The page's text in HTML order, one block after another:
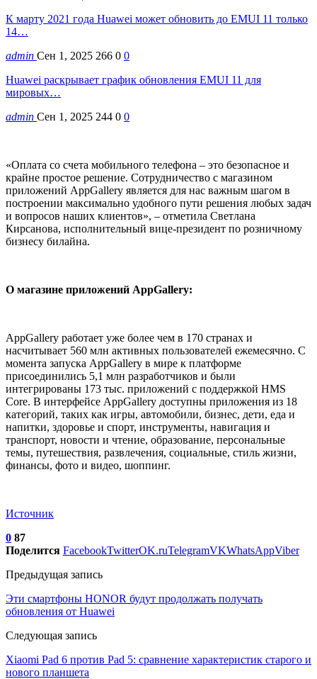
К марту 2021 года Huawei может обновить до EMUI 11 только
14…
admin Сен 1, 2025 266 0 0
Huawei раскрывает график обновления EMUI 11 для
мировых…
admin Сен 1, 2025 244 0 0
«Оплата со счета мобильного телефона – это безопасное и
крайне простое решение. Сотрудничество с магазином
приложений AppGallery является для нас важным шагом в
построении максимально удобного пути решения любых задач
и вопросов наших клиентов», – отметила Светлана
Кирсанова, исполнительный вице-президент по розничному
бизнесу билайна.
О магазине приложений AppGallery:
AppGallery работает уже более чем в 170 странах и
насчитывает 560 млн активных пользователей ежемесячно. С
момента запуска AppGallery в мире к платформе
присоединились 5,1 млн разработчиков и были
интегрированы 173 тыс. приложений с поддержкой HMS
Core. В интерфейсе AppGallery доступны приложения из 18
категорий, таких как игры, автомобили, бизнес, дети, еда и
напитки, здоровье и спорт, инструменты, навигация и
транспорт, новости и чтение, образование, персональные
темы, путешествия, развлечения, социальные, стиль жизни,
финансы, фото и видео, шоппинг.
Источник
0 87
Поделится FacebookTwitterOK.ruTelegramVKWhatsAppViber
Предыдущая запись
Эти смартфоны HONOR будут продолжать получать
обновления от Huawei
Следующая запись
Xiaomi Pad 6 против Pad 5: сравнение характеристик старого и
нового планшета